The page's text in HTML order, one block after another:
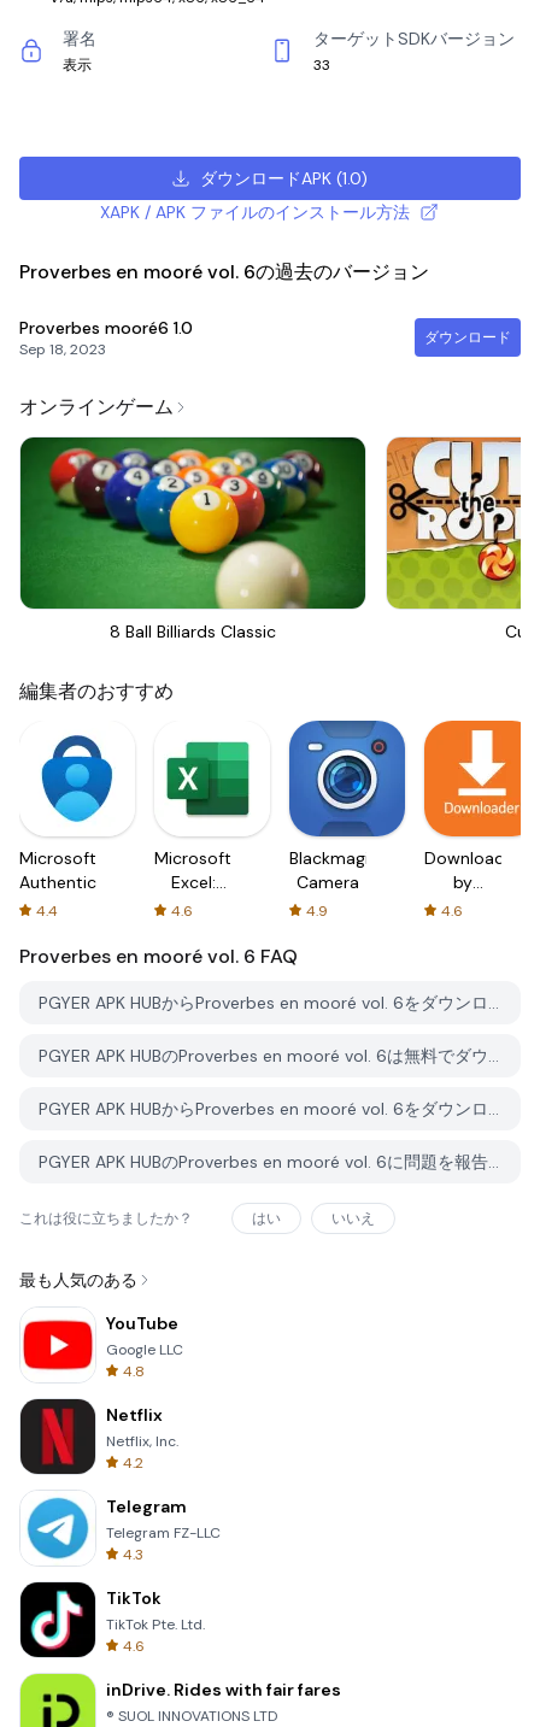
署名
表示
ターゲットSDKバージョン
33
ダウンロードAPK (1.0)
XAPK / APK ファイルのインストール方法
Proverbes en mooré vol. 6の過去のバージョン
Proverbes mooré6 1.0
Sep 18, 2023
ダウンロード
オンラインゲーム
8 Ball Billiards Classic Cut
編集者のおすすめ
Microsoft
Authenticator
4.4
Microsoft
Excel:
Spreadsheets
4.6
Blackmagic
Camera
4.9
Downloader
by
AFTVnews
4.6
Proverbes en mooré vol. 6 FAQ
PGYER APK HUBからProverbes en mooré vol. 6をダウンロードする方法は？
PGYER APK HUBのProverbes en mooré vol. 6は無料でダウンロードできますか？
PGYER APK HUBからProverbes en mooré vol. 6をダウンロードするにはアカウントが必要ですか？
PGYER APK HUBのProverbes en mooré vol. 6に問題を報告する方法は？
これは役に立ちましたか？ はい いいえ
最も人気のある
YouTube
Google LLC
4.8
Netflix
Netflix, Inc.
4.2
Telegram
Telegram FZ-LLC
4.3
TikTok
TikTok Pte. Ltd.
4.6
inDrive. Rides with fair fares
® SUOL INNOVATIONS LTD